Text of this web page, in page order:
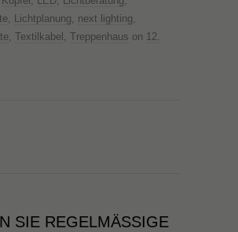
, Lichtplanung, next lighting,
, Textilkabel , Treppenhaus on 12.
SIE REGELMÄSSIGE I